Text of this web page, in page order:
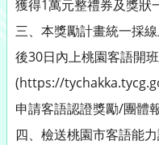
獲得1萬元整禮券及獎狀
三、本獎勵計畫統一採
後30日內上桃園客語開
(https://
申請客語認證獎勵/團體
四、檢送桃園市客語能